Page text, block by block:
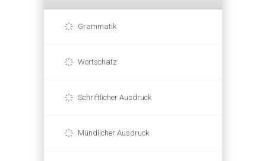
Grammatik
Wortschatz
Schriftlicher Ausdruck
Mündlicher Ausdruck